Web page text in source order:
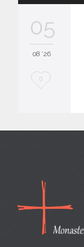
05
08 '26
M
n
a
0